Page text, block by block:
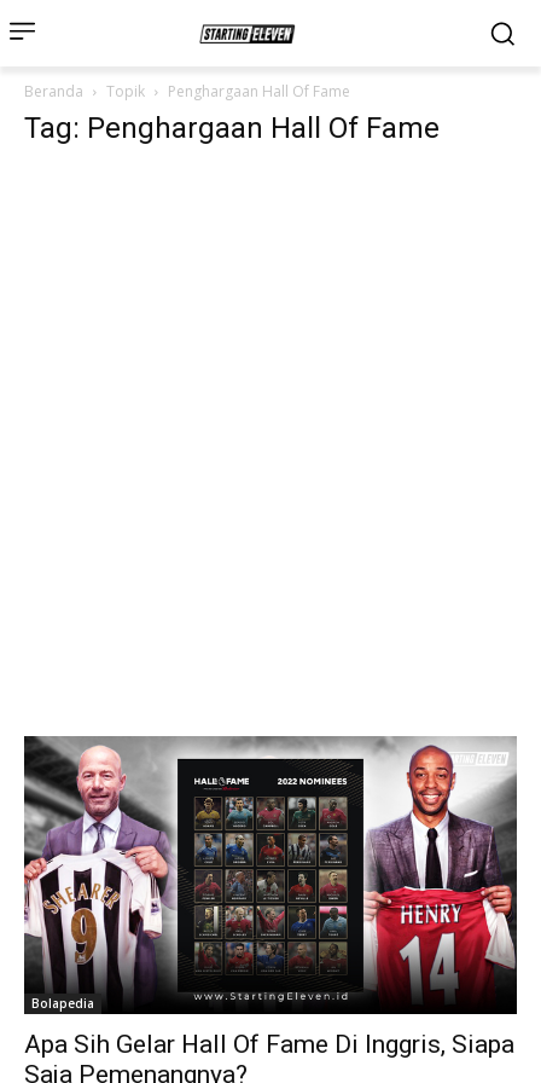
Beranda Topik Penghargaan Hall Of Fame
Tag: Penghargaan Hall Of Fame
Bolapedia
Apa Sih Gelar Hall Of Fame Di Inggris, Siapa
Saja Pemenangnya?